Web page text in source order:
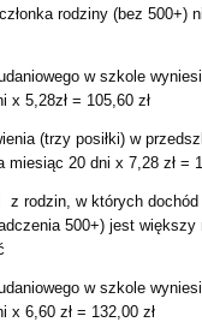
rodziny (bez 500+)
w szkole
x 5,28zł = 105,60 zł
(trzy posiłki) w
miesiąc 20 dni x 7,28 zł =
z rodzin, w których
500+) jest większy
w szkole
x 6,60 zł = 132,00 zł